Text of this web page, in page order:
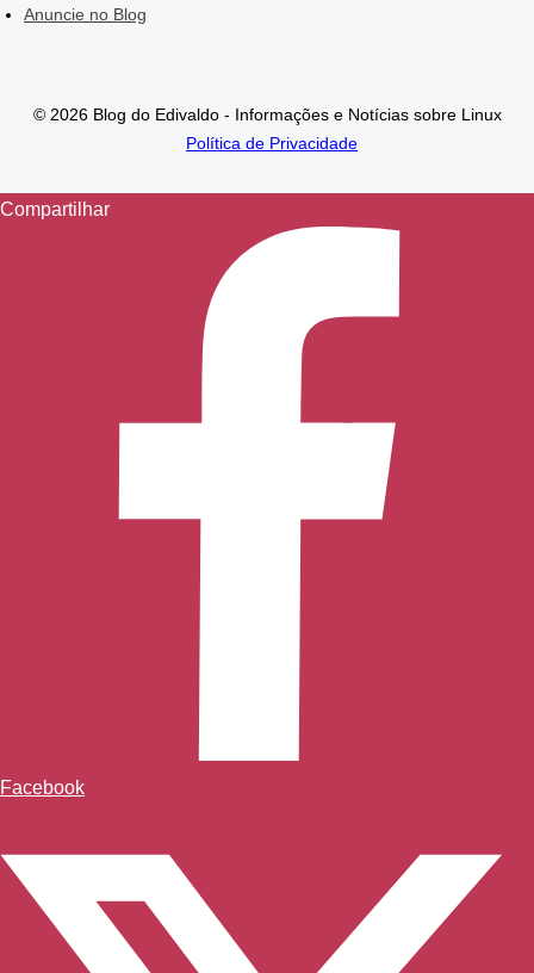
Anuncie no Blog
© 2026 Blog do Edivaldo - Informações e Notícias sobre Linux
Política de Privacidade
Compartilhar
Facebook